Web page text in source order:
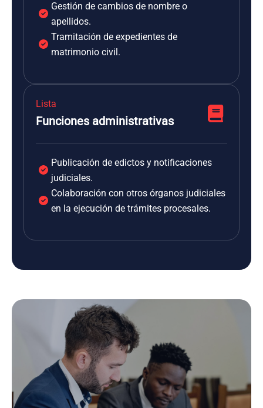
Gestión de cambios de nombre o
apellidos.
Tramitación de expedientes de
matrimonio civil.
Lista
Funciones administrativas
Publicación de edictos y notificaciones
judiciales.
Colaboración con otros órganos judiciales
en la ejecución de trámites procesales.